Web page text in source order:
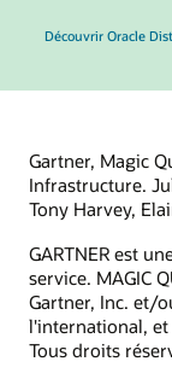
Découvrir Oracle
Gartner, Magic
Infrastructure.
Tony Harvey,
GARTNER est
service. MAGIC
Gartner, Inc. et/
l'international,
Tous droits